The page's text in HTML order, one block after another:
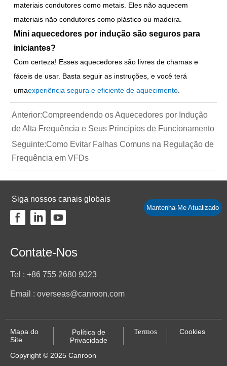
materiais condutores como metais. Eles não aquecem
materiais não condutores como plástico ou madeira.
Mini aquecedores por indução são seguros para
iniciantes?
Com certeza! Esses aquecedores são livres de chamas e
fáceis de usar. Basta seguir as instruções, e você terá
umaexperiência segura e eficiente de aquecimento
Anterior:Compreendendo os Aquecedores por Indução
de Alta Frequência e Seus Princípios de Funcionamento
Seguinte:Como Evitar Falhas Comuns na Regulação de
Frequência em VFDs
Siga nossos canais globais
Mantenha-Me Atualizado
Contate-Nos
Tel : +86 755 2680 9023
Email : overseas@canroon.com
Mapa do
Site
Política de
Privacidade
Termos Cookies
Copyright © 2025 Canroon